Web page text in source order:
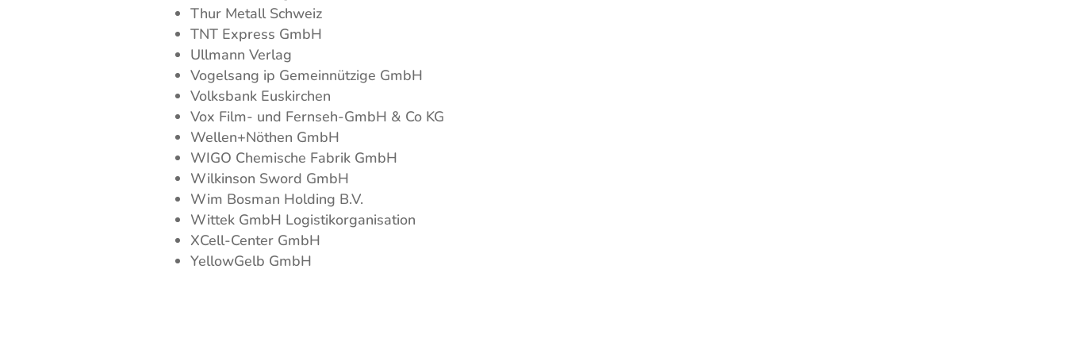
Thur Metall Schweiz
TNT Express GmbH
Ullmann Verlag
Vogelsang ip Gemeinnützige GmbH
Volksbank Euskirchen
Vox Film- und Fernseh-GmbH & Co KG
Wellen+Nöthen GmbH
WIGO Chemische Fabrik GmbH
Wilkinson Sword GmbH
Wim Bosman Holding B.V.
Wittek GmbH Logistikorganisation
XCell-Center GmbH
YellowGelb GmbH